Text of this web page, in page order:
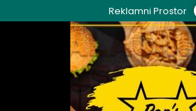
to
Reklamni Prostor